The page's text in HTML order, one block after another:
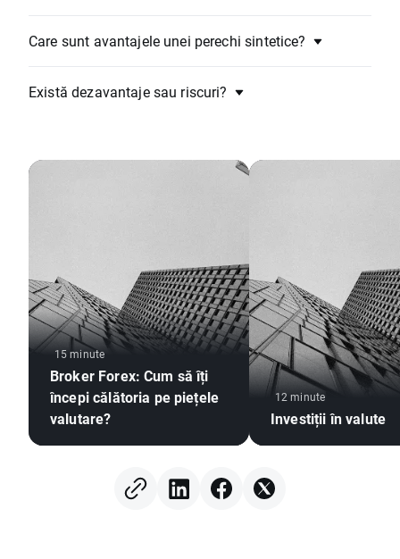
Care sunt avantajele unei perechi sintetice?
Există dezavantaje sau riscuri?
15 minute
Broker Forex: Cum să îți
începi călătoria pe piețele
valutare?
12 minute
Investiții în valute